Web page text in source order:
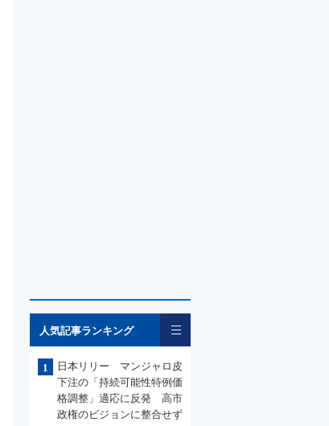
人気記事ランキング
1
日本リリー マンジャロ皮
下注の「持続可能性特例価
格調整」適応に反発 高市
政権のビジョンに整合せず